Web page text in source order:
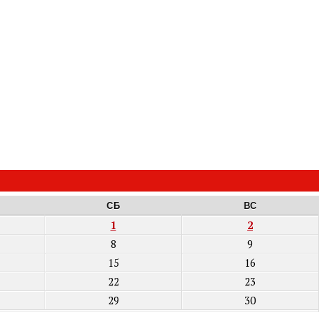
СБ ВС
1
2
8
9
15
16
22
23
29
30